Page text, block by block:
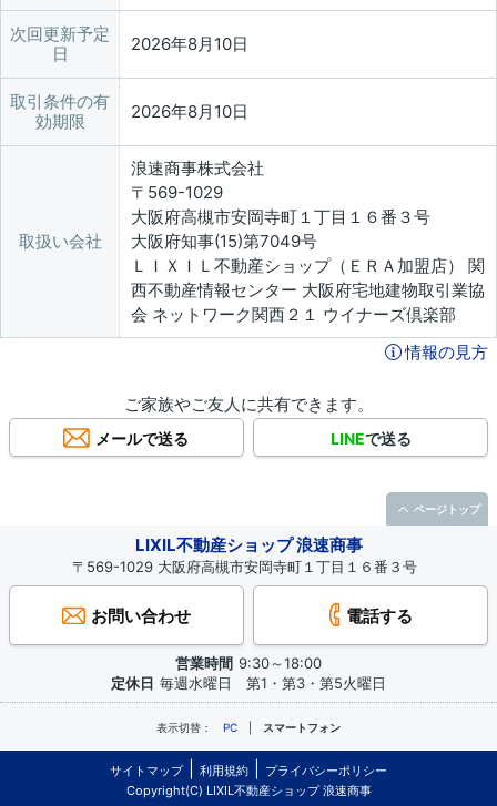
次回更新予定
日
2026年8月10日
取引条件の有
効期限
2026年8月10日
取扱い会社
浪速商事株式会社
〒569-1029
大阪府高槻市安岡寺町１丁目１６番３号
大阪府知事(15)第7049号
ＬＩＸＩＬ不動産ショップ（ＥＲＡ加盟店） 関
西不動産情報センター 大阪府宅地建物取引業協
会 ネットワーク関西２１ ウイナーズ倶楽部
情報の見方
ご家族やご友人に共有できます。
メールで送る LINEで送る
LIXIL不動産ショップ 浪速商事
〒569-1029 大阪府高槻市安岡寺町１丁目１６番３号
お問い合わせ 電話する
営業時間 9:30～18:00
定休日 毎週水曜日 第1・第3・第5火曜日
表示切替： PC スマートフォン
サイトマップ 利用規約
プライバシーポリシー
Copyright(C) LIXIL不動産ショップ 浪速商事
ページトップ